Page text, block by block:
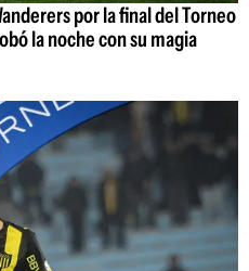
por la final del Torneo
la noche con su magia